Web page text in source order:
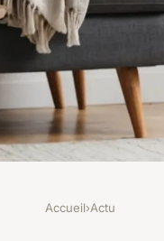
Accueil›Actu